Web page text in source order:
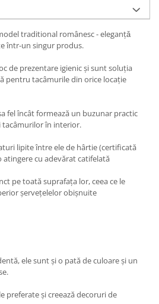
traditional românesc - eleganțǎ
într-un singur produs.
de prezentare igienic și sunt soluția
pentru tacâmurile din orice locație
fel încât formează un buzunar practic
tacâmurilor în interior.
lipite între ele de hârtie (certificată
atingere cu adevărat catifelată
pe toată suprafața lor, ceea ce le
șervețelelor obișnuite
ele sunt și o pată de culoare și un
preferate și creează decoruri de